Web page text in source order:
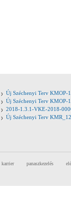
Új Széchenyi Terv
Új Széchenyi Terv KMOP-
2018-1.3.1-VKE-2018-
Új Széchenyi Terv
karrier panaszkezelés